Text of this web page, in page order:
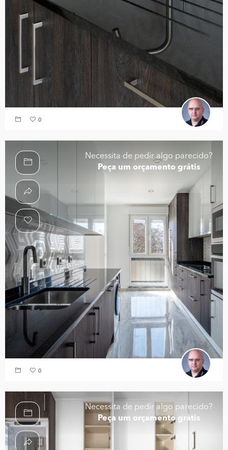
0
Necessita de pedir algo parecido?
Peça um orçamento grátis
0
Necessita de pedir algo parecido?
Peça um orçamento grátis